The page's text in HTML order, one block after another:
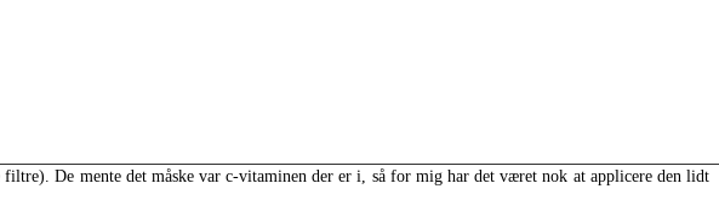
De mente det måske var c-vitaminen der er i, så for mig har det været nok at applicere den lidt